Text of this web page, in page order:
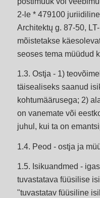
2-le * 479100
Architektų g. 87-50,
mõistetakse
seoses tema müüdud
1.3. Ostja - 1)
täisealiseks saanud
kohtumäärusega; 2)
on vanemate või
juhul, kui ta on
1.4. Peod - ostja ja
1.5. Isikuandmed -
tuvastatava füüsilise
"tuvastatav füüsiline